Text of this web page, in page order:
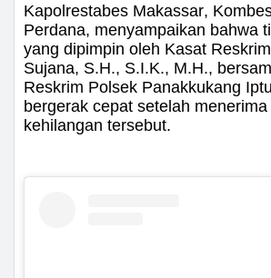
Kapolrestabes Makassar,
Perdana, menyampaikan bahwa
yang dipimpin oleh Kasat
Sujana, S.H., S.I.K., M.H.,
Reskrim Polsek Panakkukang
bergerak cepat setelah menerima
kehilangan tersebut.